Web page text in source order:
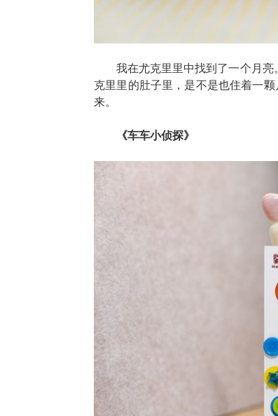
我在尤克里里中找到了一个月
克里里的肚子里，是不是也住着一
来。
《车车小侦探》